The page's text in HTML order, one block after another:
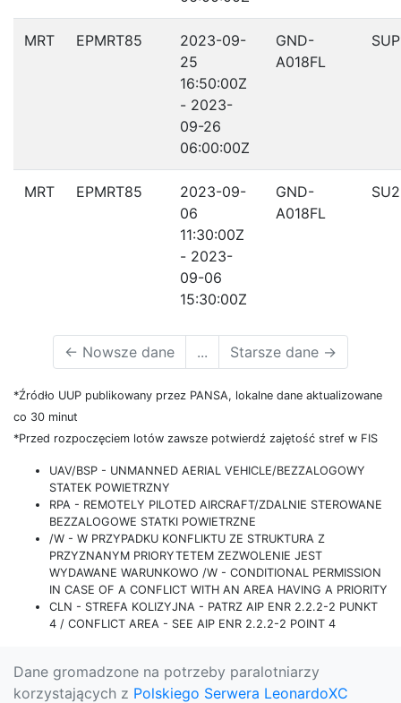
MRT EPMRT85
2023-09-
25
16:50:00Z
- 2023-
09-26
06:00:00Z
GND-
A018FL
MRT EPMRT85
2023-09-
06
11:30:00Z
- 2023-
09-06
15:30:00Z
GND-
A018FL
← Nowsze dane ... Starsze dane →
*Źródło UUP publikowany przez PANSA, lokalne dane aktualizowane
co 30 minut
*Przed rozpoczęciem lotów zawsze potwierdź zajętość stref w FIS
UAV/BSP - UNMANNED AERIAL VEHICLE/BEZZALOGOWY
STATEK POWIETRZNY
RPA - REMOTELY PILOTED AIRCRAFT/ZDALNIE STEROWANE
BEZZALOGOWE STATKI POWIETRZNE
/W - W PRZYPADKU KONFLIKTU ZE STRUKTURA Z
PRZYZNANYM PRIORYTETEM ZEZWOLENIE JEST
WYDAWANE WARUNKOWO /W - CONDITIONAL PERMISSION
IN CASE OF A CONFLICT WITH AN AREA HAVING A PRIORITY
CLN - STREFA KOLIZYJNA - PATRZ AIP ENR 2.2.2-2 PUNKT
4 / CONFLICT AREA - SEE AIP ENR 2.2.2-2 POINT 4
Dane gromadzone na potrzeby paralotniarzy
korzystających z Polskiego Serwera LeonardoXC